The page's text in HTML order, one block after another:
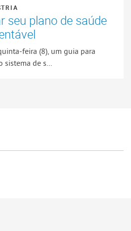
seu plano de saúde
feira (8), um guia para
de s...